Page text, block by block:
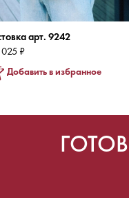
арт. 9242
025 ₽
Добавить в избранное